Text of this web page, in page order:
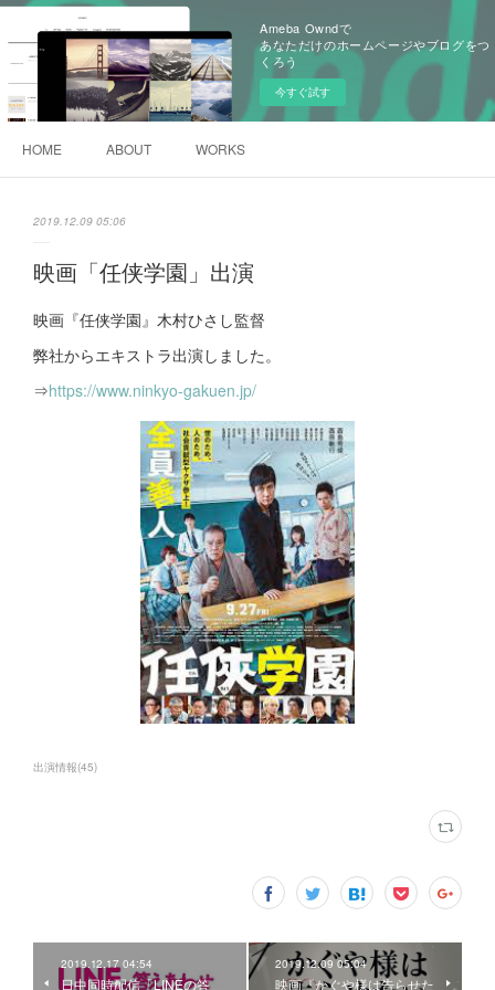
Ameba Owndで
あなただけのホームページやブログをつ
くろう
今すぐ試す
HOME ABOUT WORKS
2019.12.09 05:06
映画「任侠学園」出演
映画『任侠学園』木村ひさし監督
弊社からエキストラ出演しました。
⇒https://www.ninkyo-gakuen.jp/
出演情報(45)
2019.12.17 04:54
日中同時配信「LINEの答
2019.12.09 05:04
映画『かぐや様は告らせた